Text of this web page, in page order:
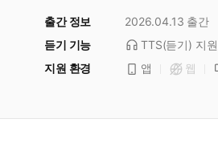
출간 정보 2026.04.13 출간
듣기 기능
TTS(듣기) 지원
지원 환경
앱 웹